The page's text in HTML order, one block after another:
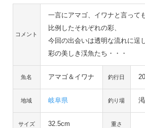
コメント
一言にアマゴ、イワナと言って
比例したそれぞれの彩、
今回の出会いは透明な流れに逞
彩の美しき渓魚たち・・・
魚名 アマゴ＆イワナ 釣行日
地域 岐阜県 釣り場
サイズ 32.5cm 重さ